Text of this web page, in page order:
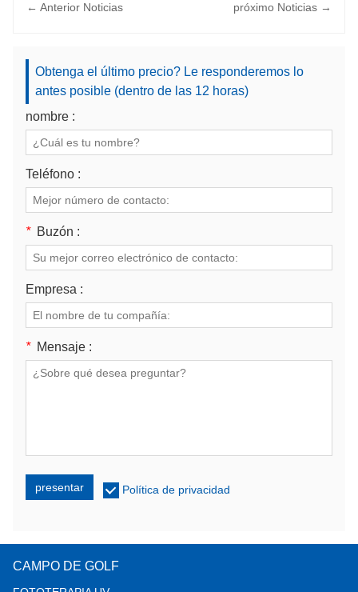
← Anterior Noticias próximo Noticias →
Obtenga el último precio? Le responderemos lo
antes posible (dentro de las 12 horas)
nombre :
Teléfono :
* Buzón :
Empresa :
* Mensaje :
presentar Política de privacidad
CAMPO DE GOLF